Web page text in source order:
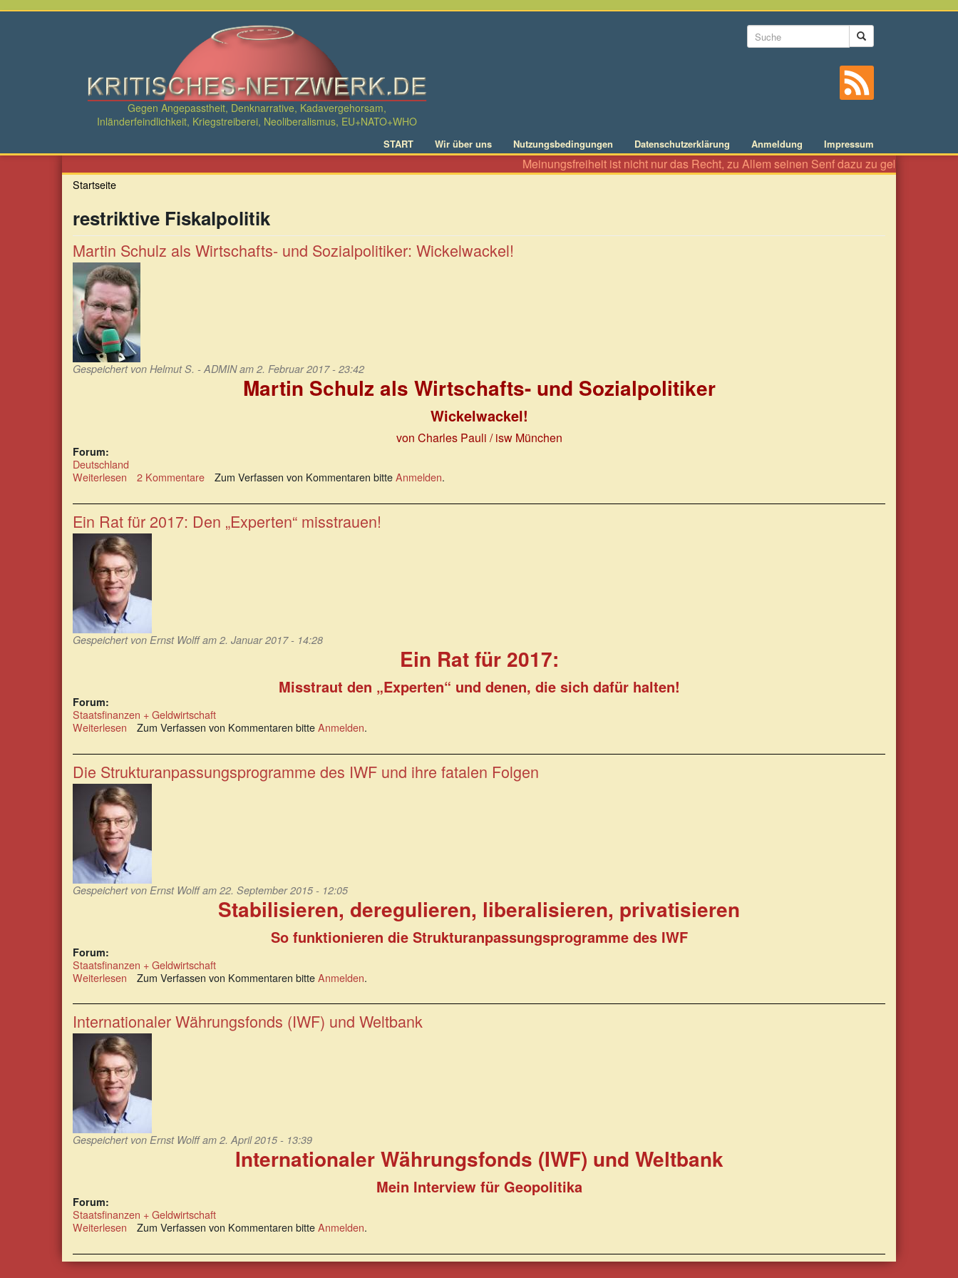
Direkt
Gegen Angepasstheit, Denknarrative, Kadavergehorsam,
Inländerfeindlichkeit, Kriegstreiberei, Neoliberalismus, EU+NATO+WHO
Suchformular
START Wir über uns Nutzungsbedingungen Datenschutzerklärung Anmeldung Impressum
Meinungsfreiheit ist nicht nur das Recht, zu Allem seinen Senf dazu zu geben wie an
Startseite
restriktive Fiskalpolitik
Martin Schulz als Wirtschafts- und Sozialpolitiker: Wickelwackel!
Gespeichert von Helmut S. - ADMINam 2. Februar 2017 - 23:42
Martin Schulz als Wirtschafts- und Sozialpolitiker
Wickelwackel!
von Charles Pauli / isw München
Forum:
Deutschland
Weiterlesen über
Schulz
als
Wirtschafts-
und
Sozialpolitiker:
Wickelwackel!
2 Kommentare Zum Verfassen von Kommentaren bitteAnmelden.
Ein Rat für 2017: Den „Experten“ misstrauen!
Gespeichert von Ernst Wolffam 2. Januar 2017 - 14:28
Ein Rat für 2017:
Misstraut den „Experten“ und denen, die sich dafür halten!
Forum:
Staatsfinanzen + Geldwirtschaft
Weiterlesen über
Rat
für
2017:
Den
„Experten“
misstrauen!
Zum Verfassen von Kommentaren bitteAnmelden.
Die Strukturanpassungsprogramme des IWF und ihre fatalen Folgen
Gespeichert von Ernst Wolffam 22. September 2015 - 12:05
Stabilisieren, deregulieren, liberalisieren, privatisieren
So funktionieren die Strukturanpassungsprogramme des IWF
Forum:
Staatsfinanzen + Geldwirtschaft
Weiterlesen über
Strukturanpassungsprogramme
des
IWF
und
ihre
fatalen
Folgen
Zum Verfassen von Kommentaren bitteAnmelden.
Internationaler Währungsfonds (IWF) und Weltbank
Gespeichert von Ernst Wolffam 2. April 2015 - 13:39
Internationaler Währungsfonds (IWF) und Weltbank
Mein Interview für Geopolitika
Forum:
Staatsfinanzen + Geldwirtschaft
Weiterlesen über
Währungsfonds
(IWF)
Zum Verfassen von Kommentaren bitteAnmelden.